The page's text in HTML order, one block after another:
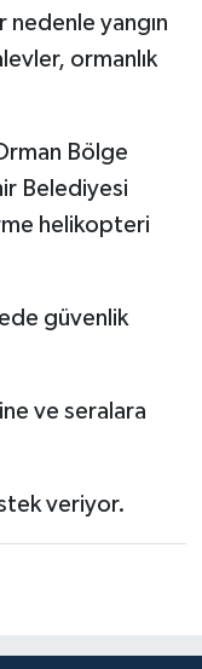
yangın
ormanlık
Bölge
Belediyesi
helikopteri
güvenlik
ve seralara
veriyor.